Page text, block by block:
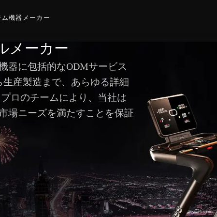
機器メーカー
メーカー
器に包括的なODMサービス
産製造まで、あらゆる詳細
ロのチームにより、当社は
場ニーズを満たすことを保証